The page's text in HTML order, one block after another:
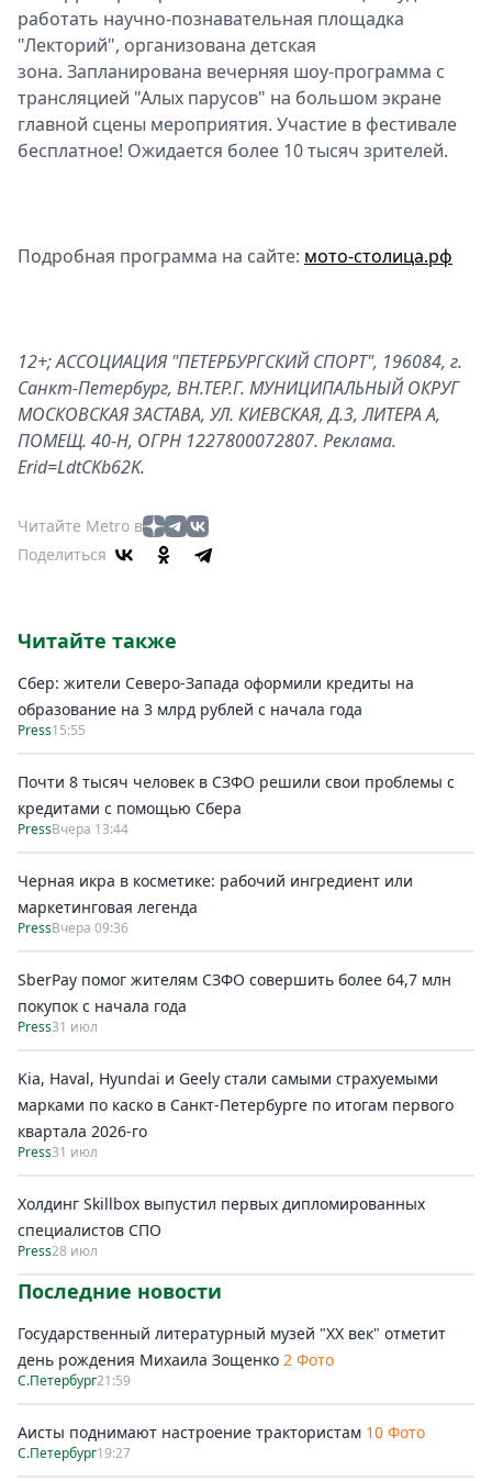
работать научно-познавательная площадка
"Лекторий", организована детская
зона. Запланирована вечерняя шоу-программа с
трансляцией "Алых парусов" на большом экране
главной сцены мероприятия. Участие в фестивале
бесплатное! Ожидается более 10 тысяч зрителей.
Подробная программа на сайте: мото-столица.рф
12+; АССОЦИАЦИЯ "ПЕТЕРБУРГСКИЙ СПОРТ", 196084, г.
Санкт-Петербург, ВН.ТЕР.Г. МУНИЦИПАЛЬНЫЙ ОКРУГ
МОСКОВСКАЯ ЗАСТАВА, УЛ. КИЕВСКАЯ, Д.3, ЛИТЕРА А,
ПОМЕЩ. 40-Н, ОГРН 1227800072807. Реклама.
Erid=LdtCKb62K.
Читайте Metro в
Поделиться
Читайте также
Сбер: жители Северо-Запада оформили кредиты на
образование на 3 млрд рублей с начала года
Press15:55
Почти 8 тысяч человек в СЗФО решили свои проблемы с
кредитами с помощью Сбера
PressВчера 13:44
Черная икра в косметике: рабочий ингредиент или
маркетинговая легенда
PressВчера 09:36
SberPay помог жителям СЗФО совершить более 64,7 млн
покупок c начала года
Press31 июл
Kia, Haval, Hyundai и Geely стали самыми страхуемыми
марками по каско в Санкт-Петербурге по итогам первого
квартала 2026-го
Press31 июл
Холдинг Skillbox выпустил первых дипломированных
специалистов СПО
Press28 июл
Последние новости
Государственный литературный музей "ХХ век" отметит
день рождения Михаила Зощенко 2 Фото
С.Петербург21:59
Аисты поднимают настроение трактористам 10 Фото
С.Петербург19:27